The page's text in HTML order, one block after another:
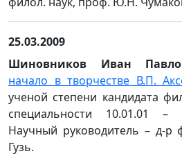
25.03.2009
Шиновников Иван
начало в творчестве В.П.
ученой степени кандидата
специальности 10.01.01 –
Научный руководитель – д-р
Гузь.